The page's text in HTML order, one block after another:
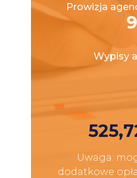
Prowizja
Wypisy
Uwaga:
dodatkowe